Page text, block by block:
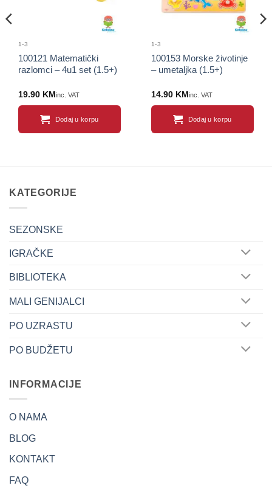
1-3
100121 Matematički
razlomci – 4u1 set (1.5+)
19.90 KM inc. VAT
Dodaj u korpu
1-3
100153 Morske životinje
– umetaljka (1.5+)
14.90 KM inc. VAT
Dodaj u korpu
KATEGORIJE
SEZONSKE
IGRAČKE
BIBLIOTEKA
MALI GENIJALCI
PO UZRASTU
PO BUDŽETU
INFORMACIJE
O NAMA
BLOG
KONTAKT
FAQ